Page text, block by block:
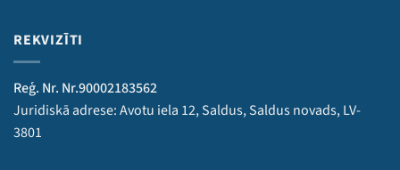
REKVIZĪTI
Reģ. Nr. Nr.90002183562
Juridiskā adrese: Avotu iela 12, Saldus, Saldus novads, LV-
3801